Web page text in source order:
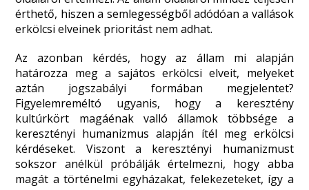
érthető, hiszen a semlegességből adódóan a vallások
erkölcsi elveinek prioritást nem adhat.
Az azonban kérdés, hogy az állam mi alapján
határozza meg a sajátos erkölcsi elveit, melyeket
aztán jogszabályi formában megjelentet?
Figyelemreméltó ugyanis, hogy a keresztény
kultúrkört magáénak valló államok többsége a
keresztényi humanizmus alapján ítél meg erkölcsi
kérdéseket. Viszont a keresztényi humanizmust
sokszor anélkül próbálják értelmezni, hogy abba
magát a történelmi egyházakat, felekezeteket, így a